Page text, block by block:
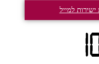
למייל